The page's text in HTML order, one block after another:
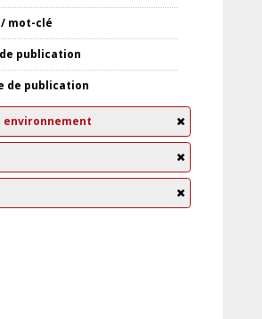
mot-clé
publication
de publication
environnement